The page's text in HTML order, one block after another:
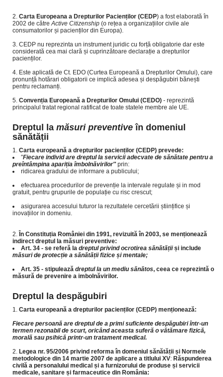
Carta Europeana a Drepturilor Pacienților (CEDP) a fost elaborată în
2002 de cătreActive Citizenship (o rețea a organizațiilor civile ale
consumatorilor și pacienților din Europa).
CEDP nu reprezinta un instrument juridic cu forță obligatorie dar este
considerată cea mai clară și cuprinzătoare declarație a drepturilor
pacienților.
Este aplicată de Ct. EDO (Curtea Europeană a Drepturilor Omului), care
pronunță hotărari obligatorii ce implică adesea și despăgubiri bănești
pentru reclamanți.
Convenția Europeană a Drepturilor Omului (CEDO) - reprezintă
principalul tratat regional ratificat de toate statele membre ale UE.
Dreptul la măsuri preventiveîn domeniul
sănătății
Carta europeană a drepturilor pacienților (CEDP) prevede:
″Fiecare individ are dreptul la servicii adecvate de sănătate pentru a
preîntâmpina apariția îmbolnăvirilor″ prin:
ridicarea gradului de informare a publicului;
efectuarea procedurilor de prevenție la intervale regulate și in mod
gratuit, pentru grupurile de populație cu risc crescut;
asigurarea accesului tuturor la rezultatele cercetării științifice și
inovațiilor in domeniu.
În Constituția României din 1991, revizuită în 2003, se menționează
indirect dreptul la măsuri preventive:
Art. 34 - se referă la dreptul privind ocrotirea sănătățiiși include
măsuri de protecție a sănătății fizice și mentale;
Art. 35 - stipulează dreptul la un mediu sănătos, ceea ce reprezintă o
măsură de prevenire a imbolnăvirilor.
Dreptul la despăgubiri
Carta europeană a drepturilor pacienților (CEDP) menționează:
Fiecare persoană are dreptul de a primi suficiente despăgubiri într-un
termen rezonabil de scurt, oricând aceasta suferă o vătămare fizică,
morală sau psihică printr-un tratament medical.
Legea nr. 95/2006 privind reforma în domeniul sănătății și Normele
metodologice din 14 martie 2007 de aplicare a titlului XV: Răspunderea
civilă a personalului medical și a furnizorului de produse și servicii
medicale, sanitare și farmaceutice din România: